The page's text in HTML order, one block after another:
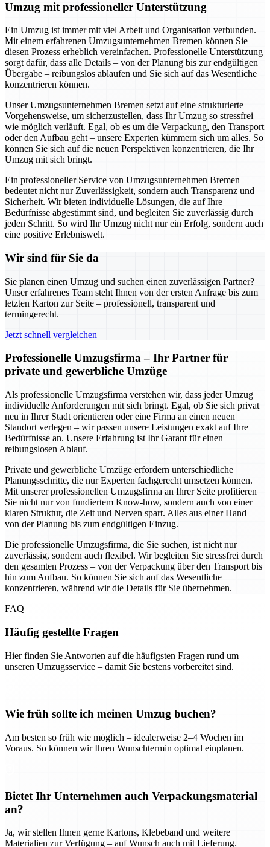
Umzug mit professioneller Unterstützung
Ein Umzug ist immer mit viel Arbeit und Organisation verbunden.
Mit einem erfahrenen Umzugsunternehmen Bremen können Sie
diesen Prozess erheblich vereinfachen. Professionelle Unterstützung
sorgt dafür, dass alle Details – von der Planung bis zur endgültigen
Übergabe – reibungslos ablaufen und Sie sich auf das Wesentliche
konzentrieren können.
Unser Umzugsunternehmen Bremen setzt auf eine strukturierte
Vorgehensweise, um sicherzustellen, dass Ihr Umzug so stressfrei
wie möglich verläuft. Egal, ob es um die Verpackung, den Transport
oder den Aufbau geht – unsere Experten kümmern sich um alles. So
können Sie sich auf die neuen Perspektiven konzentrieren, die Ihr
Umzug mit sich bringt.
Ein professioneller Service von Umzugsunternehmen Bremen
bedeutet nicht nur Zuverlässigkeit, sondern auch Transparenz und
Sicherheit. Wir bieten individuelle Lösungen, die auf Ihre
Bedürfnisse abgestimmt sind, und begleiten Sie zuverlässig durch
jeden Schritt. So wird Ihr Umzug nicht nur ein Erfolg, sondern auch
eine positive Erlebniswelt.
Wir sind für Sie da
Sie planen einen Umzug und suchen einen zuverlässigen Partner?
Unser erfahrenes Team steht Ihnen von der ersten Anfrage bis zum
letzten Karton zur Seite – professionell, transparent und
termingerecht.
Jetzt schnell vergleichen
Professionelle Umzugsfirma – Ihr Partner für
private und gewerbliche Umzüge
Als professionelle Umzugsfirma verstehen wir, dass jeder Umzug
individuelle Anforderungen mit sich bringt. Egal, ob Sie sich privat
neu in Ihrer Stadt orientieren oder eine Firma an einen neuen
Standort verlegen – wir passen unsere Leistungen exakt auf Ihre
Bedürfnisse an. Unsere Erfahrung ist Ihr Garant für einen
reibungslosen Ablauf.
Private und gewerbliche Umzüge erfordern unterschiedliche
Planungsschritte, die nur Experten fachgerecht umsetzen können.
Mit unserer professionellen Umzugsfirma an Ihrer Seite profitieren
Sie nicht nur von fundiertem Know-how, sondern auch von einer
klaren Struktur, die Zeit und Nerven spart. Alles aus einer Hand –
von der Planung bis zum endgültigen Einzug.
Die professionelle Umzugsfirma, die Sie suchen, ist nicht nur
zuverlässig, sondern auch flexibel. Wir begleiten Sie stressfrei durch
den gesamten Prozess – von der Verpackung über den Transport bis
hin zum Aufbau. So können Sie sich auf das Wesentliche
konzentrieren, während wir die Details für Sie übernehmen.
FAQ
Häufig gestellte Fragen
Hier finden Sie Antworten auf die häufigsten Fragen rund um
unseren Umzugsservice – damit Sie bestens vorbereitet sind.
Wie früh sollte ich meinen Umzug buchen?
Am besten so früh wie möglich – idealerweise 2–4 Wochen im
Voraus. So können wir Ihren Wunschtermin optimal einplanen.
Bietet Ihr Unternehmen auch Verpackungsmaterial
an?
Ja, wir stellen Ihnen gerne Kartons, Klebeband und weitere
Materialien zur Verfügung – auf Wunsch auch mit Lieferung.